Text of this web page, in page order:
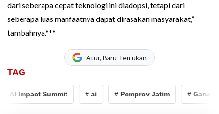
dari seberapa cepat teknologi ini diadopsi, tetapi dari
seberapa luas manfaatnya dapat dirasakan masyarakat,”
tambahnya.***
Atur, Baru Temukan
TAG
AI Impact Summit # ai # Pemprov Jatim # Garuda